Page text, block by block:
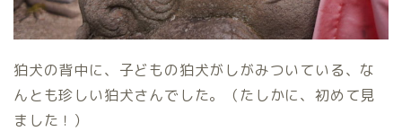
狛犬の背中に、子どもの狛犬がしがみついている、な
んとも珍しい狛犬さんでした。（たしかに、初めて見
ました！）